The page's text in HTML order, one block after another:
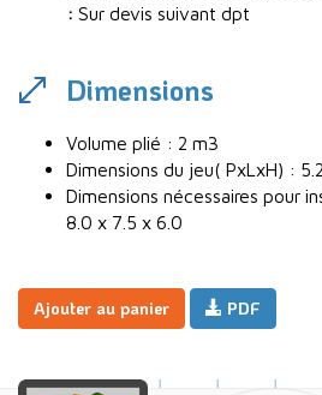
: Sur devis suivant dpt
Dimensions
Volume plié : 2 m3
Dimensions du jeu( PxLxH) :
Dimensions nécessaires pour
8.0 x 7.5 x 6.0
Ajouter au panier PDF